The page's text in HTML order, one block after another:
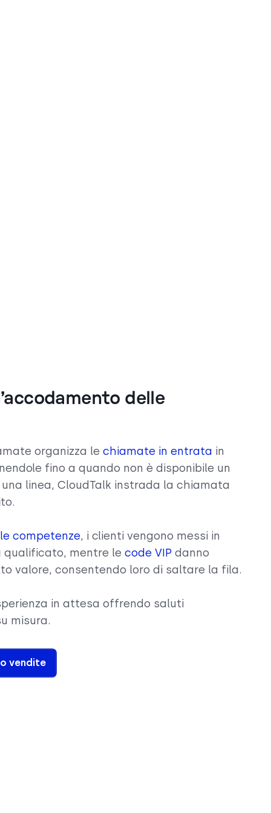
delle
organizza le chiamate in entrata in
fino a quando non è disponibile un
linea, CloudTalk instrada la chiamata
competenze, i clienti vengono messi in
qualificato, mentre le code VIP danno
valore, consentendo loro di saltare la fila.
in attesa offrendo saluti
misura.
vendite